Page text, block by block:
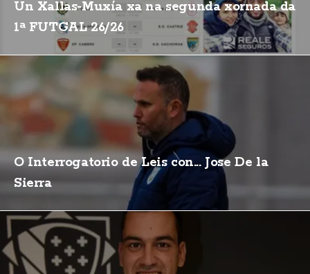
Un Xallas-Muxía xa na segunda xornada da
1ª FUTGAL 26/26
O Interrogatorio de Leis con... Jose De la
Sierra